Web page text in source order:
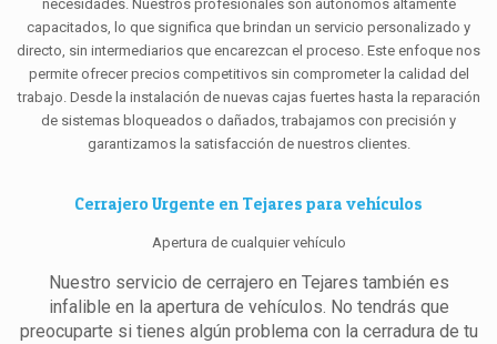
necesidades. Nuestros profesionales son autónomos altamente
capacitados, lo que significa que brindan un servicio personalizado y
directo, sin intermediarios que encarezcan el proceso. Este enfoque nos
permite ofrecer precios competitivos sin comprometer la calidad del
trabajo. Desde la instalación de nuevas cajas fuertes hasta la reparación
de sistemas bloqueados o dañados, trabajamos con precisión y
garantizamos la satisfacción de nuestros clientes.
Cerrajero Urgente en Tejares para vehículos
Apertura de cualquier vehículo
Nuestro servicio de cerrajero en Tejares también es
infalible en la apertura de vehículos. No tendrás que
preocuparte si tienes algún problema con la cerradura de tu